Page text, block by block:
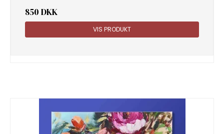
850 DKK
VIS PRODUKT